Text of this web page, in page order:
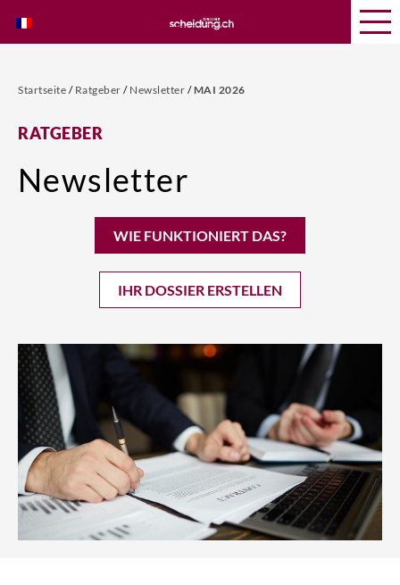
Startseite / Ratgeber / Newsletter / MAI 2026
RATGEBER
Newsletter
WIE FUNKTIONIERT DAS?
IHR DOSSIER ERSTELLEN